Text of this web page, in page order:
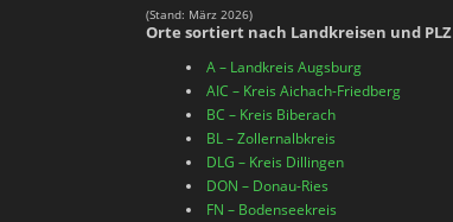
(Stand: März 2026)
Orte sortiert nach Landkreisen und PLZ
A – Landkreis Augsburg
AIC – Kreis Aichach-Friedberg
BC – Kreis Biberach
BL – Zollernalbkreis
DLG – Kreis Dillingen
DON – Donau-Ries
FN – Bodenseekreis